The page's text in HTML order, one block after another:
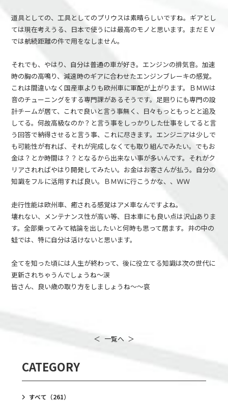
道具としての、工具としてのプリウスは素晴らしいですね。ギアとし
ては現在考えうる、日本で使うには最高のモノと思います。まだＥＶ
では航続距離の件で用をなしません。
それでも、やはり、自分は普通の車が好き。エンジンの排気音。加速
時の胸の高鳴り、減速時のギアに合わせたエンジンブレーキの感覚。
これは間違いなく国産車よりも欧州車に軍配が上がります。ＢＭＷは
音のチューニングをする専門課があるそうです。足廻りにも専門の設
計チームが居て、これで良いと言う事無く、日々もっともっとと追及
してる。何故高級なのか？と言う事をしっかりした仕事をしてると言
う回答で納得させると言う事、これに尽きます。エンジニアは少しで
も可能性が有れば、それが完成しなくても取り組んでみたい。でもお
金は？とか時間は？？となるから出来ない事が多いんです。それがク
リアされればやはり開発してみたい。お金はお客さんが払う。自分の
知識をフルに活用すれば良い。ＢＭＷに行こうかな、、ＷＷ
走行性能は欧州車、癒される感覚はアメ車なんですよね。
壊れない、メンテナンス性が高い等、日本車にも良い点は沢山ありま
す。全部乗ってみて結論を出したいと何時も思って居ます。井の中の
蛙では、特に自分は活けないと思います。
全てを知った頃には人生が終わって、後に役立てる知識は次の世代に
更新されちゃうんでしょうね～涙
皆さん、良い歳の取り方をしましょうね～～哀
＜ 一覧へ ＞
CATEGORY
すべて （261）